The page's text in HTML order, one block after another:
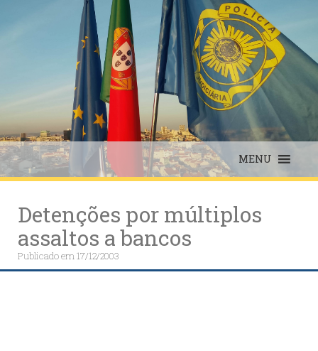
MENU
Detenções por múltiplos
assaltos a bancos
Publicado em17/12/2003